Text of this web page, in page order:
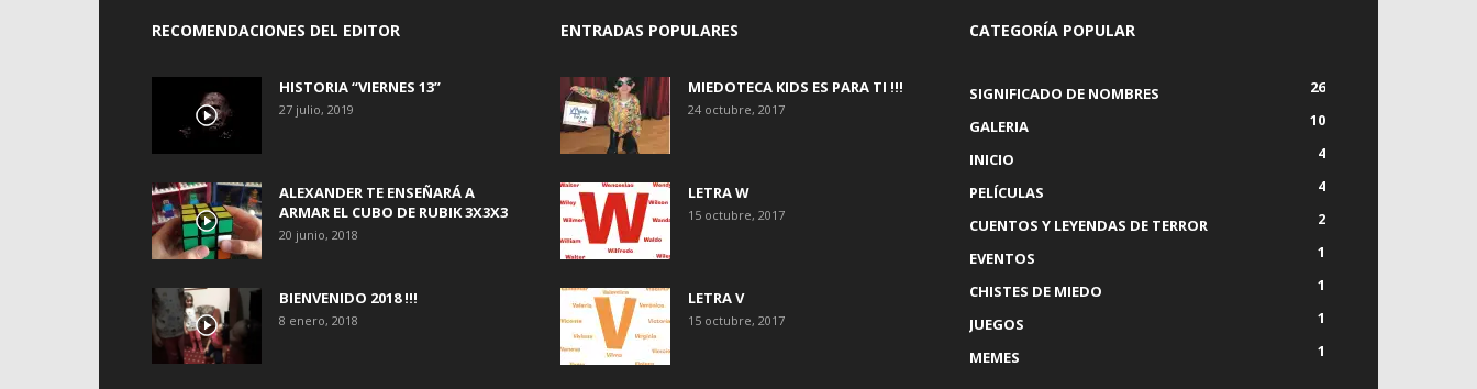
RECOMENDACIONES DEL EDITOR
HISTORIA “VIERNES 13”
27 julio, 2019
ALEXANDER TE ENSEÑARÁ A
ARMAR EL CUBO DE RUBIK 3X3X3
20 junio, 2018
BIENVENIDO 2018 !!!
8 enero, 2018
ENTRADAS POPULARES
MIEDOTECA KIDS ES PARA TI !!!
24 octubre, 2017
LETRA W
15 octubre, 2017
LETRA V
15 octubre, 2017
CATEGORÍA POPULAR
SIGNIFICADO DE NOMBRES
26
GALERIA
10
INICIO
4
PELÍCULAS
4
CUENTOS Y LEYENDAS DE TERROR
2
EVENTOS
1
CHISTES DE MIEDO
1
JUEGOS
1
MEMES
1